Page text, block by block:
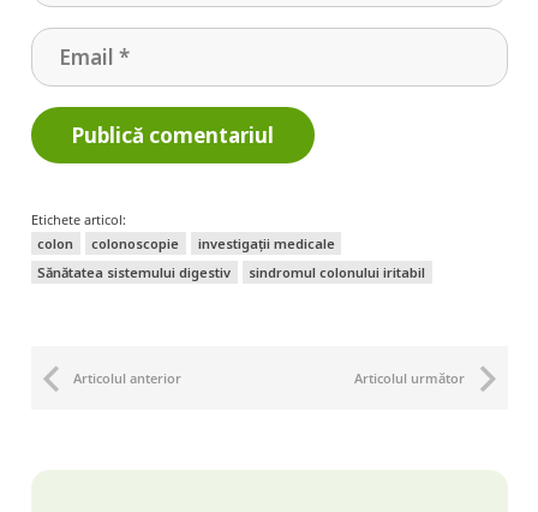
Publică comentariul
Etichete articol:
colon
colonoscopie
investigații medicale
Sănătatea sistemului digestiv
sindromul colonului iritabil
Articolul anterior Articolul următor